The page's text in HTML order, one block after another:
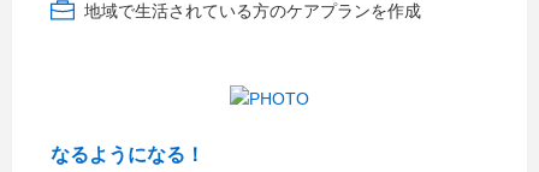
地域で生活されている方のケアプランを作成
なるようになる！